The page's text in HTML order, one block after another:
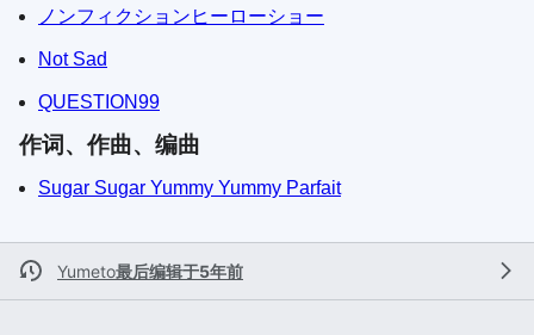
ノンフィクションヒーローショー
Not Sad
QUESTION99
作词、作曲、编曲
Sugar Sugar Yummy Yummy Parfait
Yumeto最后编辑于5年前